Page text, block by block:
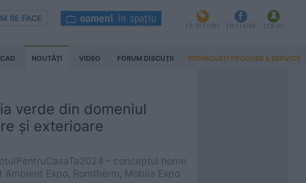
SE FACE
FĂ-ȚI CONT FB LOGIN LOGIN
NOUTĂȚI VIDEO FORUM DISCUŢII PROMOVAȚI PRODUSE & SERVICII
verde din domeniul
și exterioare
– conceptul home
Expo, Romtherm, Mobila Expo